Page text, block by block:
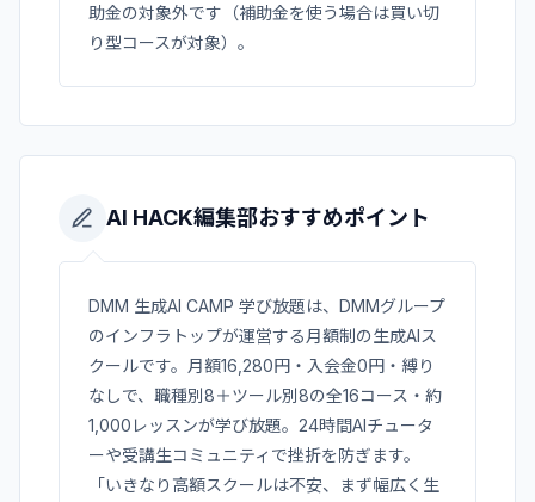
助金の対象外です（補助金を使う場合は買い切
り型コースが対象）。
AI HACK編集部おすすめポイント
DMM 生成AI CAMP 学び放題は、DMMグループ
のインフラトップが運営する月額制の生成AIス
クールです。月額16,280円・入会金0円・縛り
なしで、職種別8＋ツール別8の全16コース・約
1,000レッスンが学び放題。24時間AIチュータ
ーや受講生コミュニティで挫折を防ぎます。
「いきなり高額スクールは不安、まず幅広く生